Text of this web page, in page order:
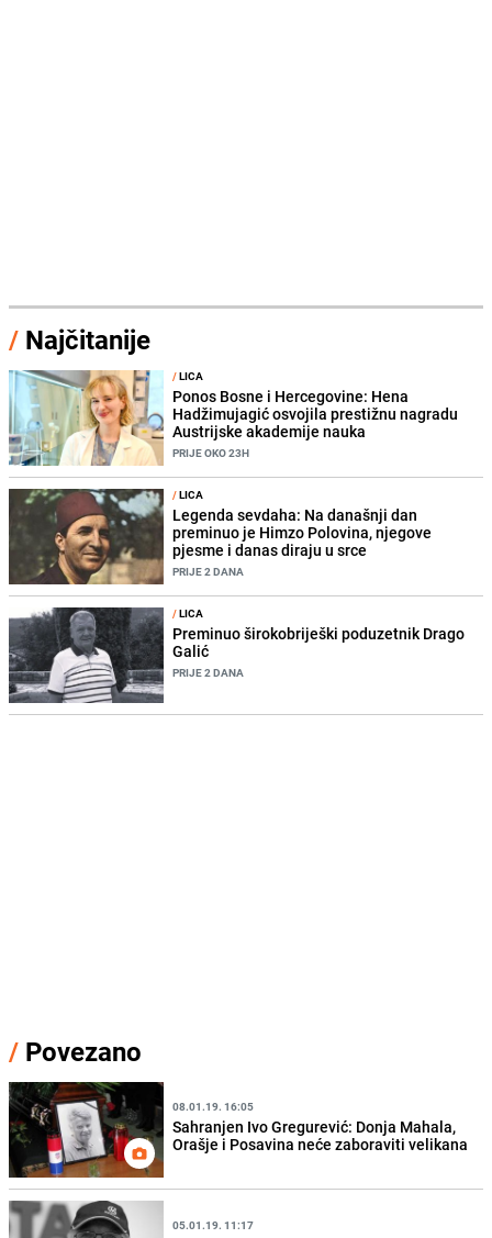
/ Najčitanije
/LICA
Ponos Bosne i Hercegovine: Hena
Hadžimujagić osvojila prestižnu nagradu
Austrijske akademije nauka
PRIJE OKO 23H
/LICA
Legenda sevdaha: Na današnji dan
preminuo je Himzo Polovina, njegove
pjesme i danas diraju u srce
PRIJE 2 DANA
/LICA
Preminuo širokobriješki poduzetnik Drago
Galić
PRIJE 2 DANA
/ Povezano
08.01.19. 16:05
Sahranjen Ivo Gregurević: Donja Mahala,
Orašje i Posavina neće zaboraviti velikana
05.01.19. 11:17